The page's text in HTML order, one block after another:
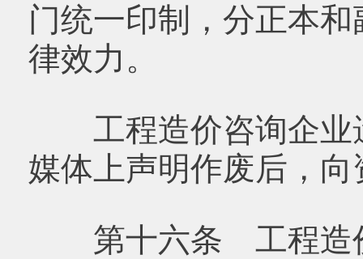
门统一印制，分正本
律效力。
工程造价咨询企业
媒体上声明作废后，
第十六条 工程造价